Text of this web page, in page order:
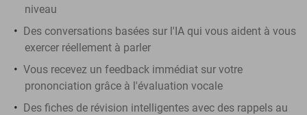
niveau
Des conversations basées sur l'IA qui vous aident à vous
exercer réellement à parler
Vous recevez un feedback immédiat sur votre
prononciation grâce à l'évaluation vocale
Des fiches de révision intelligentes avec des rappels au